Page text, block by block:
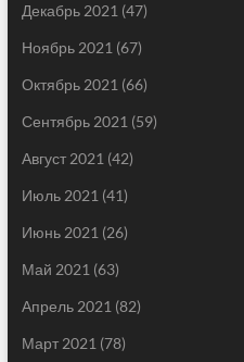
Декабрь 2021 (47)
Ноябрь 2021 (67)
Октябрь 2021 (66)
Сентябрь 2021 (59)
Август 2021 (42)
Июль 2021 (41)
Июнь 2021 (26)
Май 2021 (63)
Апрель 2021 (82)
Март 2021 (78)